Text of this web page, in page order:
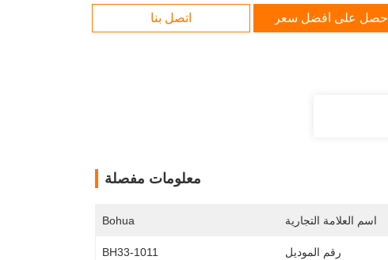
احصل على أفضل سعر اتصل بنا
معلومات مفصلة
اسم العلامة التجارية Bohua
رقم الموديل BH33-1011